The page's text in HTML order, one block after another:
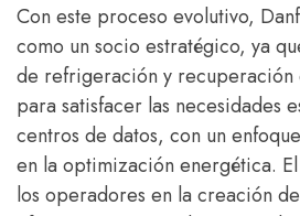
Con este proceso evolutivo,
como un socio estratégico, ya
de refrigeración y recuperación
para satisfacer las necesidades
centros de datos, con un
en la optimización energética.
los operadores en la creación